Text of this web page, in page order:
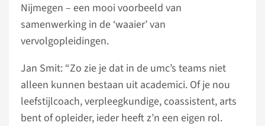
Nijmegen – een mooi voorbeeld van
samenwerking in de ‘waaier’ van
vervolgopleidingen.
Jan Smit: “Zo zie je dat in de umc’s teams niet
alleen kunnen bestaan uit academici. Of je nou
leefstijlcoach, verpleegkundige, coassistent, arts
bent of opleider, ieder heeft z’n een eigen rol.